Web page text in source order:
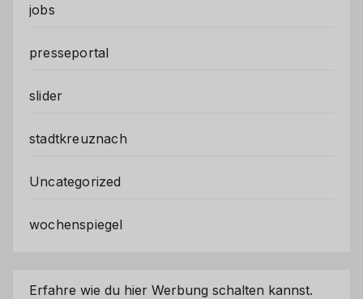
jobs
presseportal
slider
stadtkreuznach
Uncategorized
wochenspiegel
Erfahre wie du hier Werbung schalten kannst.